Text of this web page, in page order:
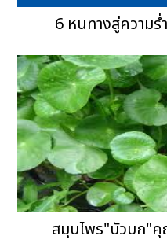
6 หนทางสู่ความ
สมุนไพร"บัวบก"คุ